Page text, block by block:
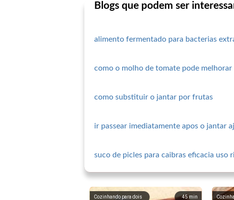
Blogs que podem ser
alimento fermentado para bacterias
como o molho de tomate pode melhorar
como substituir o jantar por frutas
ir passear imediatamente apos o jantar
suco de picles para caibras eficacia uso
45 min
Cozinhando para dois